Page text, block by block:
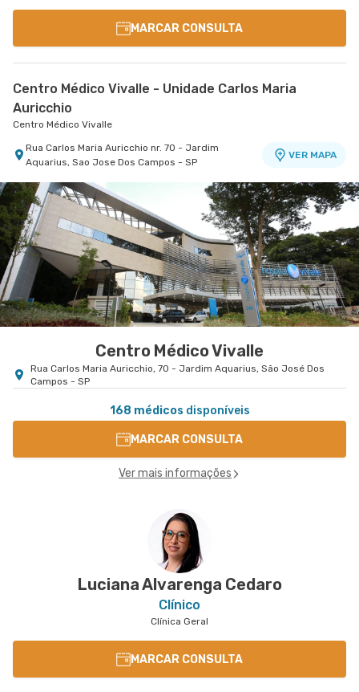
MARCAR CONSULTA
Centro Médico Vivalle - Unidade Carlos Maria
Auricchio
Centro Médico Vivalle
Rua Carlos Maria Auricchio nr. 70 - Jardim
Aquarius, Sao Jose Dos Campos - SP
VER MAPA
Centro Médico Vivalle
Rua Carlos Maria Auricchio, 70 - Jardim Aquarius, São José Dos
Campos - SP
168 médicos disponíveis
MARCAR CONSULTA
Ver mais informações
Luciana Alvarenga Cedaro
Clínico
Clínica Geral
MARCAR CONSULTA